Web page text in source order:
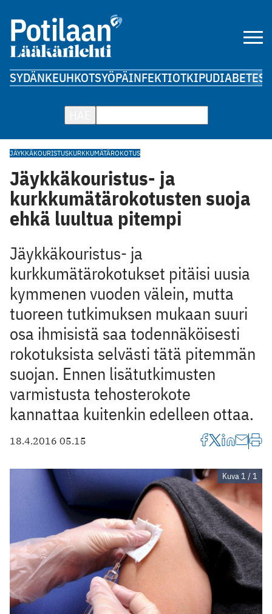
SYDÄNKEUHKOTSYÖPÄINFEKTIOTKIPUDIABETES
JÄYKKÄKOURISTUSKURKKUMÄTÄROKOTUS
Jäykkäkouristus- ja
kurkkumätärokotusten suoja
ehkä luultua pitempi
Jäykkäkouristus- ja
kurkkumätärokotukset pitäisi uusia
kymmenen vuoden välein, mutta
tuoreen tutkimuksen mukaan suuri
osa ihmisistä saa todennäköisesti
rokotuksista selvästi tätä pitemmän
suojan. Ennen lisätutkimusten
varmistusta tehosterokote
kannattaa kuitenkin edelleen ottaa.
18.4.2016 05.15
Kuva 1 / 1